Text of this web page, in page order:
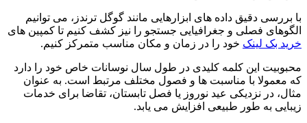
با بررسی دقیق داده های ابزارهایی مانند گوگل ترندز، می توانیم
الگوهای فصلی و جغرافیایی جستجو را نیز کشف کنیم تا کمپین های
خرید بک لینک خود را در زمان و مکان مناسب متمرکز کنیم.
محبوبیت این کلمه کلیدی در طول سال نوسانات خاص خود را دارد
که معمولا با مناسبت ها و فصول مختلف مرتبط است. به عنوان
مثال، در نزدیکی عید نوروز یا فصل تابستان، تقاضا برای خدمات
زیبایی به طور طبیعی افزایش می یابد.